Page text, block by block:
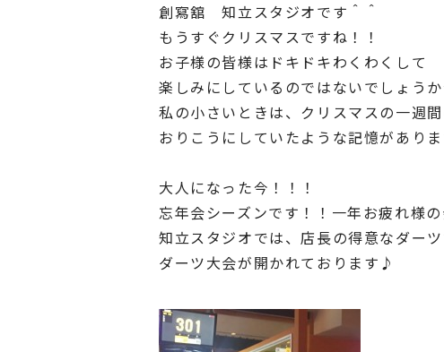
創寫舘 知立スタジオです＾＾
もうすぐクリスマスですね！！
お子様の皆様はドキドキわくわくして
楽しみにしているのではないでしょう
私の小さいときは、クリスマスの一週
おりこうにしていたような記憶があり
大人になった今！！！
忘年会シーズンです！！一年お疲れ様の
知立スタジオでは、店長の得意なダー
ダーツ大会が開かれております♪